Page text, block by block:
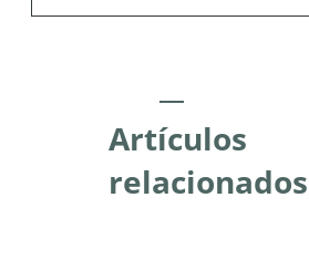
Artículos
relacionados